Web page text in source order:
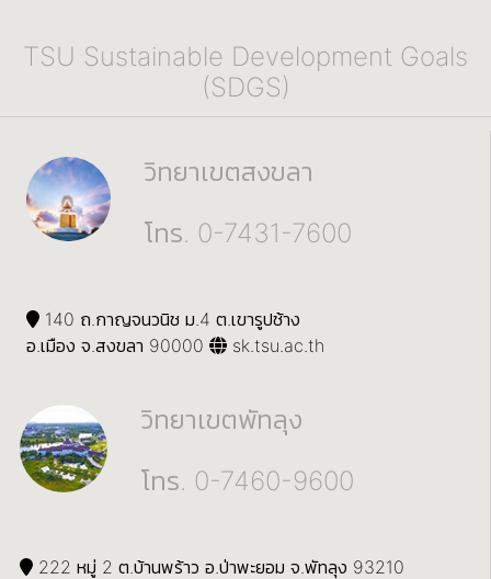
TSU Sustainable Development Goals
(SDGS)
วิทยาเขตสงขลา
โทร. 0-7431-7600
140 ถ.กาญจนวนิช ม.4 ต.เขารูปช้าง
อ.เมือง จ.สงขลา 90000
sk.tsu.ac.th
วิทยาเขตพัทลุง
โทร. 0-7460-9600
222 หมู่ 2 ต.บ้านพร้าว อ.ป่าพะยอม จ.พัทลุง 93210